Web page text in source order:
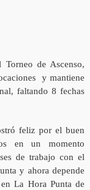
Torneo de Ascenso,
y mantiene
faltando 8 fechas
feliz por el buen
en un momento
de trabajo con el
y ahora depende
La Hora Punta de